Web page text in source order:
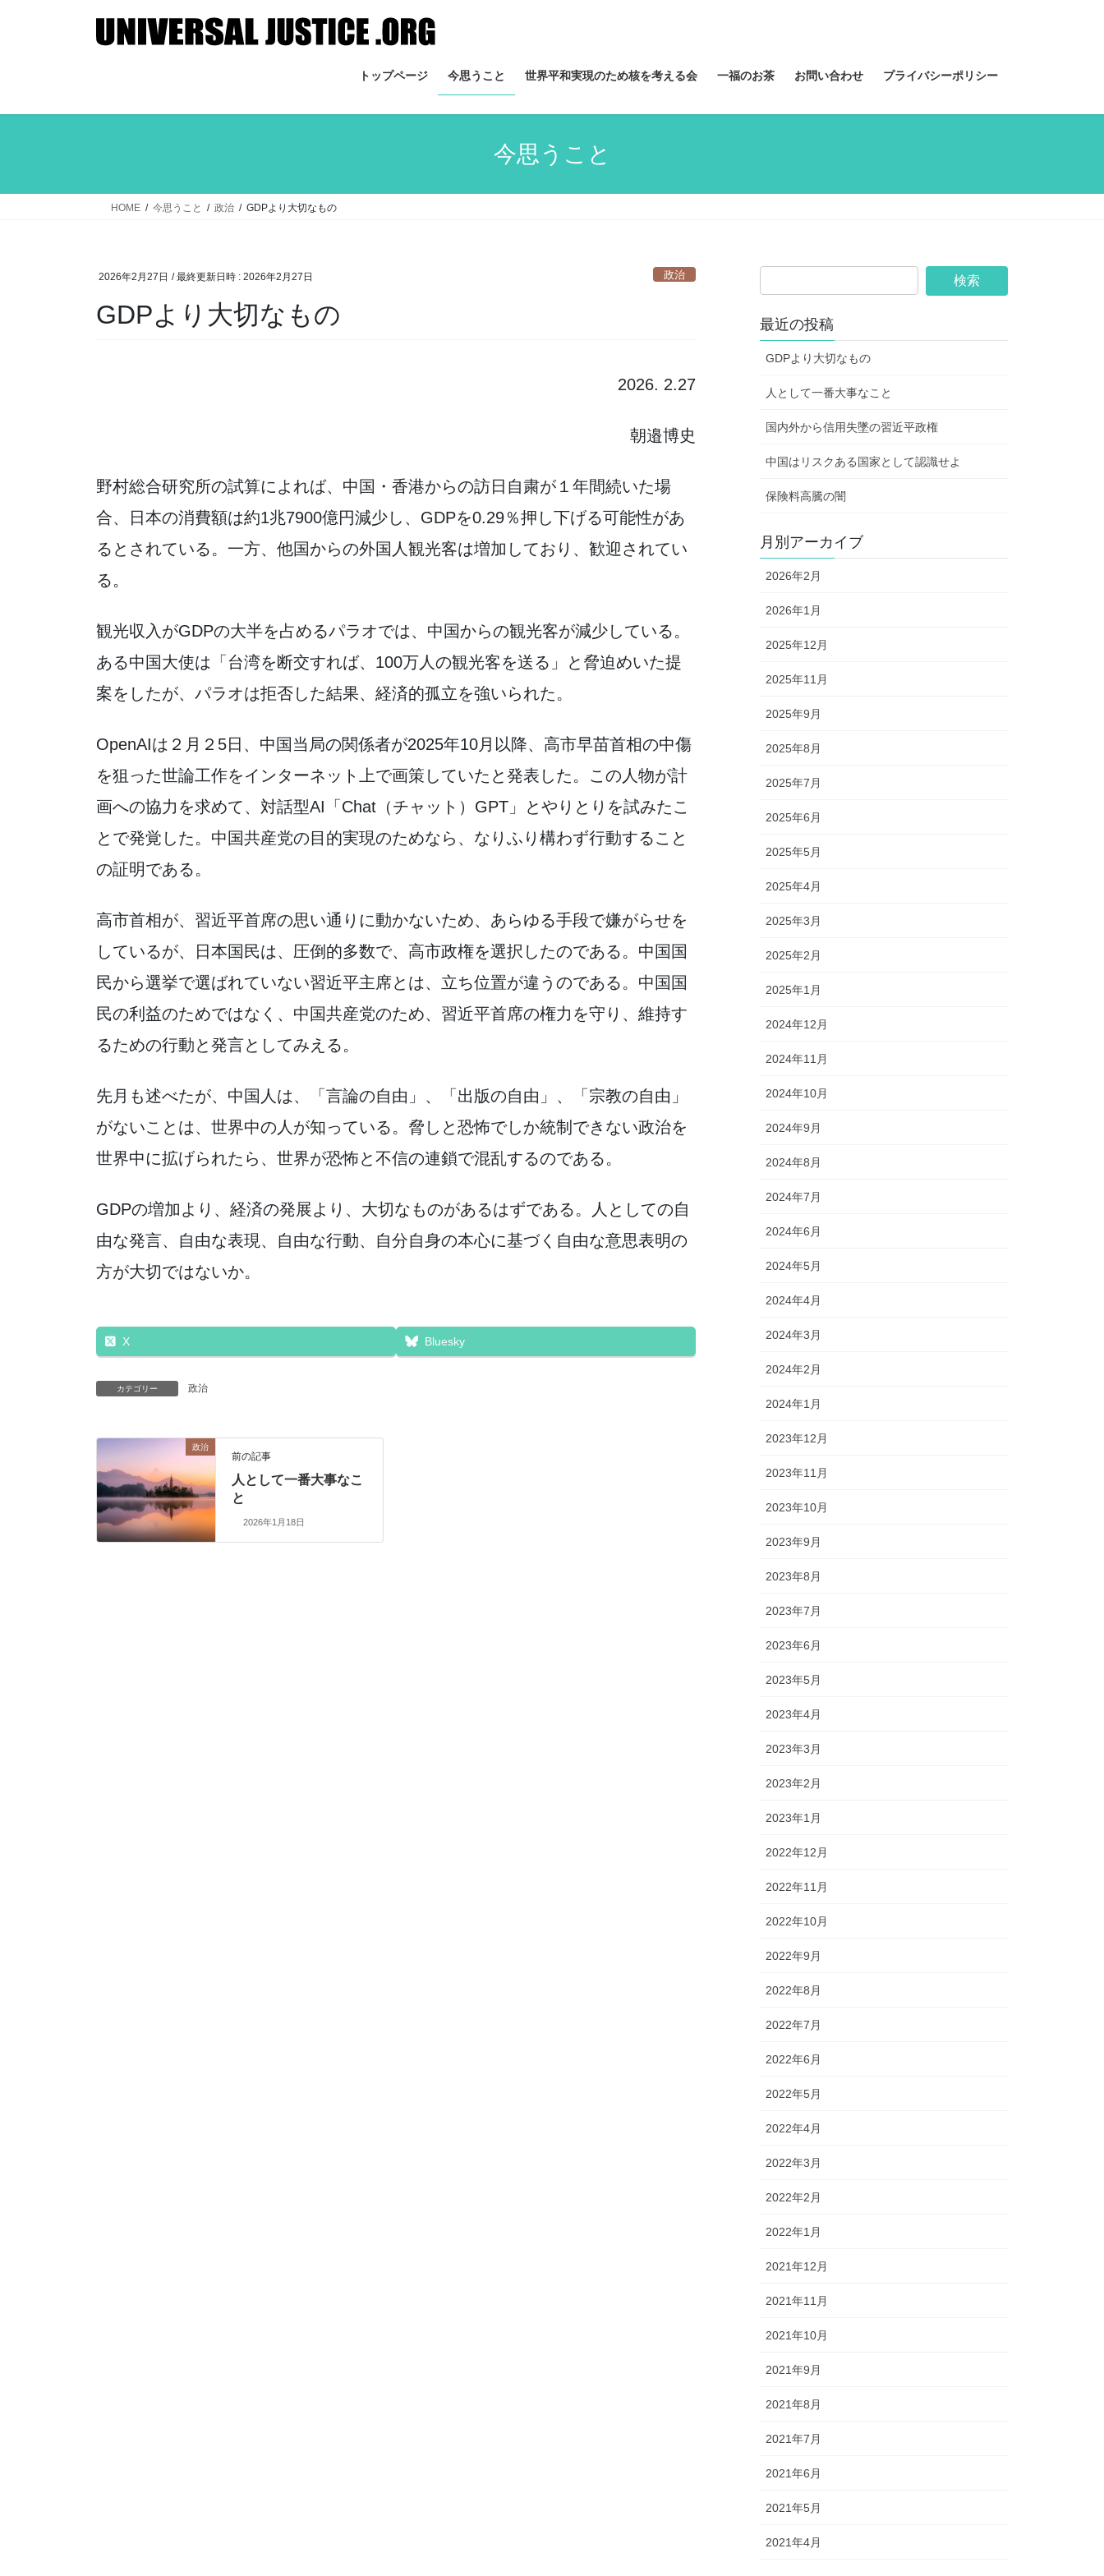
トップページ 今思うこと 世界平和実現のため核を考える会 一福のお茶 お問い合わせ プライバシーポリシー
今思うこと
HOME 今思うこと 政治 GDPより大切なもの
2026年2月27日 / 最終更新日時 : 2026年2月27日 政治
GDPより大切なもの
2026. 2.27
朝邉博史
野村総合研究所の試算によれば、中国・香港からの訪日自粛が１年間続いた場
合、日本の消費額は約1兆7900億円減少し、GDPを0.29％押し下げる可能性があ
るとされている。一方、他国からの外国人観光客は増加しており、歓迎されてい
る。
観光収入がGDPの大半を占めるパラオでは、中国からの観光客が減少している。
ある中国大使は「台湾を断交すれば、100万人の観光客を送る」と脅迫めいた提
案をしたが、パラオは拒否した結果、経済的孤立を強いられた。
OpenAIは２月２5日、中国当局の関係者が2025年10月以降、高市早苗首相の中傷
を狙った世論工作をインターネット上で画策していたと発表した。この人物が計
画への協力を求めて、対話型AI「Chat（チャット）GPT」とやりとりを試みたこ
とで発覚した。中国共産党の目的実現のためなら、なりふり構わず行動すること
の証明である。
高市首相が、習近平首席の思い通りに動かないため、あらゆる手段で嫌がらせを
しているが、日本国民は、圧倒的多数で、高市政権を選択したのである。中国国
民から選挙で選ばれていない習近平主席とは、立ち位置が違うのである。中国国
民の利益のためではなく、中国共産党のため、習近平首席の権力を守り、維持す
るための行動と発言としてみえる。
先月も述べたが、中国人は、「言論の自由」、「出版の自由」、「宗教の自由」
がないことは、世界中の人が知っている。脅しと恐怖でしか統制できない政治を
世界中に拡げられたら、世界が恐怖と不信の連鎖で混乱するのである。
GDPの増加より、経済の発展より、大切なものがあるはずである。人としての自
由な発言、自由な表現、自由な行動、自分自身の本心に基づく自由な意思表明の
方が大切ではないか。
X Bluesky
カテゴリー 政治
政治
前の記事
人として一番大事なこ
と
2026年1月18日
最近の投稿
GDPより大切なもの
人として一番大事なこと
国内外から信用失墜の習近平政権
中国はリスクある国家として認識せよ
保険料高騰の闇
月別アーカイブ
2026年2月
2026年1月
2025年12月
2025年11月
2025年9月
2025年8月
2025年7月
2025年6月
2025年5月
2025年4月
2025年3月
2025年2月
2025年1月
2024年12月
2024年11月
2024年10月
2024年9月
2024年8月
2024年7月
2024年6月
2024年5月
2024年4月
2024年3月
2024年2月
2024年1月
2023年12月
2023年11月
2023年10月
2023年9月
2023年8月
2023年7月
2023年6月
2023年5月
2023年4月
2023年3月
2023年2月
2023年1月
2022年12月
2022年11月
2022年10月
2022年9月
2022年8月
2022年7月
2022年6月
2022年5月
2022年4月
2022年3月
2022年2月
2022年1月
2021年12月
2021年11月
2021年10月
2021年9月
2021年8月
2021年7月
2021年6月
2021年5月
2021年4月